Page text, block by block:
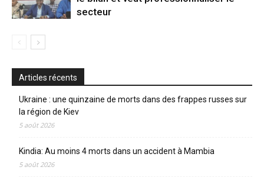
secteur
Articles récents
Ukraine : une quinzaine de morts dans des frappes russes sur
la région de Kiev
5 août 2026
Kindia: Au moins 4 morts dans un accident à Mambia
5 août 2026